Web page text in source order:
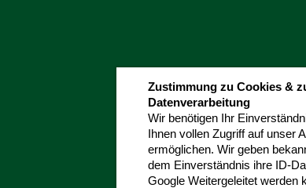
Zustimmung zu Cookies &
Datenverarbeitung
Wir benötigen Ihr
Ihnen vollen Zugriff auf unser
ermöglichen. Wir geben
dem Einverständnis ihre ID-
Google Weitergeleitet werden